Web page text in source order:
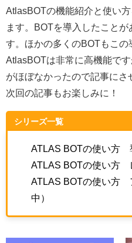
AtlasBOTの機能紹介と使い
ます。BOTを導入したこと
す。ほかの多くのBOTもこの
AtlasBOTは非常に高機能で
がほぼなかったので記事にさ
次回の記事もお楽しみに！
シリーズ一覧
ATLAS BOTの使い方
ATLAS BOTの使い方
ATLAS BOTの使い方
中）